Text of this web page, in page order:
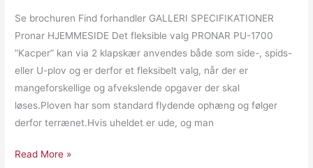
Se brochuren Find forhandler GALLERI SPECIFIKATIONER
Pronar HJEMMESIDE Det fleksible valg PRONAR PU-1700
”Kacper” kan via 2 klapskær anvendes både som side-, spids-
eller U-plov og er derfor et fleksibelt valg, når der er
mangeforskellige og afvekslende opgaver der skal
løses.Ploven har som standard flydende ophæng og følger
derfor terrænet.Hvis uheldet er ude, og man
Read More »